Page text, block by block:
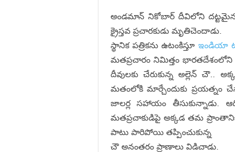
అండమాన్ నికోబార్ దీవిలోని దట్టమైన
క్రైస్తవ ప్రచారకుడు మృతిచెందాడు.
స్థానిక పత్రికను ఉటంకిస్తూ ఇండియా
మతప్రచారం నిమిత్తం భారతదేశంలోని
దీవులకు చేరుకున్న అల్లెన్ చౌ..
మతంలోకి మార్చేందుకు ప్రయత్నం
జాలర్ల సహాయం తీసుకున్నాడు.
మతప్రచాకుడిపై అక్కడ తమ
పాటు పారిపోయి తప్పించుకున్న
చౌ అనంతరం ప్రాణాలు విడిచాడు.